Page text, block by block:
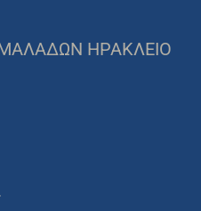
ΗΡΑΚΛΕΙΟ